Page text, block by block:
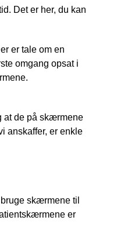
Det er her, du kan
er tale om en
omgang opsat i
at de på skærmene
anskaffer, er enkle
skærmene til
er